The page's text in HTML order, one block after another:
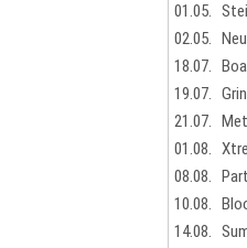
01.05.
02.05.
18.07.
19.07.
21.07.
01.08.
08.08.
10.08.
14.08.